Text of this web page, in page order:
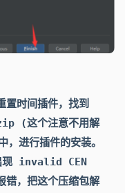
时间插件，找到
(这个注意不用解
，进行插件的安装。
出现 invalid CEN
，把这个压缩包解